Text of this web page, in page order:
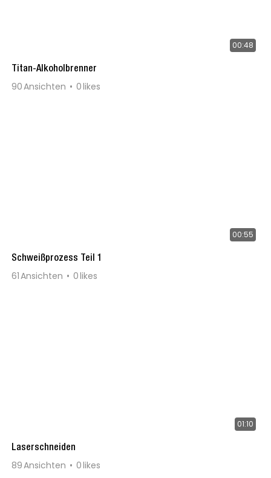
00:48
Titan-Alkoholbrenner
90Ansichten 0likes
00:55
Schweißprozess Teil 1
61Ansichten 0likes
01:10
Laserschneiden
89Ansichten 0likes